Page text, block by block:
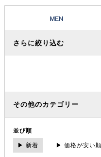
さらに絞り込む
その他のカテゴリー
並び順
▶ 新着 ▶ 価格が安い順